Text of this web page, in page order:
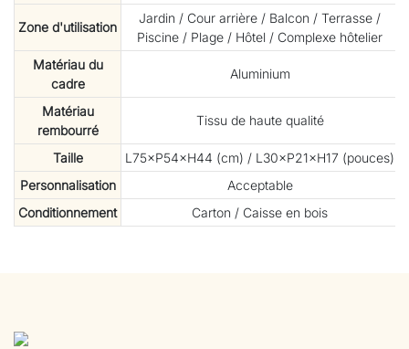
Zone d'utilisation
Jardin / Cour arrière / Balcon / Terrasse /
Piscine / Plage / Hôtel / Complexe hôtelier
Matériau du
cadre
Aluminium
Matériau
rembourré
Tissu de haute qualité
Taille
L75×P54×H44 (cm) / L30×P21×H17 (pouces)
Personnalisation
Acceptable
Conditionnement
Carton / Caisse en bois